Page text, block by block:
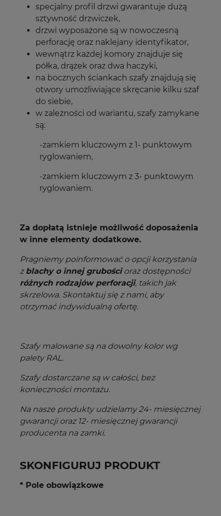
specjalny profil drzwi gwarantuje dużą
sztywność drzwiczek,
drzwi wyposażone są w nowoczesną
perforację oraz naklejany identyfikator,
wewnątrz każdej komory znajduje się
półka, drążek oraz dwa haczyki,
na bocznych ściankach szafy znajdują się
otwory umożliwiające skręcanie kilku szaf
do siebie,
w zależności od wariantu, szafy zamykane
są:
-zamkiem kluczowym z 1- punktowym
ryglowaniem,
-zamkiem kluczowym z 3- punktowym
ryglowaniem.
Za dopłatą istnieje możliwość doposażenia
w inne elementy dodatkowe.
Pragniemy poinformować o opcji korzystania
z blachy o innej grubościoraz dostępności
różnych rodzajów perforacji, takich jak
skrzelowa. Skontaktuj się z nami, aby
otrzymać indywidualną ofertę.
Szafy malowane są na dowolny kolor wg
palety RAL.
Szafy dostarczane są w całości, bez
konieczności montażu.
Na nasze produkty udzielamy 24- miesięcznej
gwarancji oraz 12- miesięcznej gwarancji
producenta na zamki.
SKONFIGURUJ PRODUKT
* Pole obowiązkowe